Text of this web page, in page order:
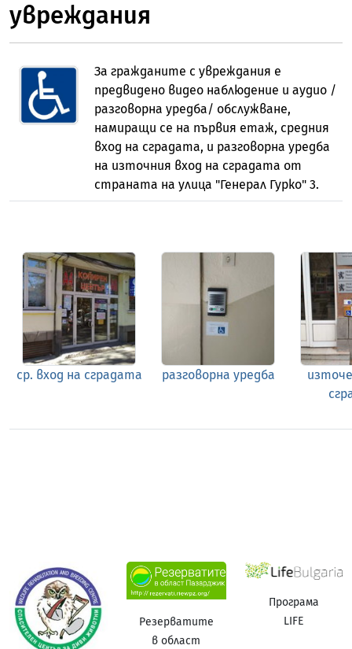
увреждания
За гражданите с увреждания е
предвидено видео наблюдение и аудио /
разговорна уредба/ обслужване,
намиращи се на първия етаж, средния
вход на сградата, и разговорна уредба
на източния вход на сградата от
страната на улица "Генерал Гурко" 3.
ср. вход на сградата разговорна уредба
Резерватите
в област
Програма
LIFE